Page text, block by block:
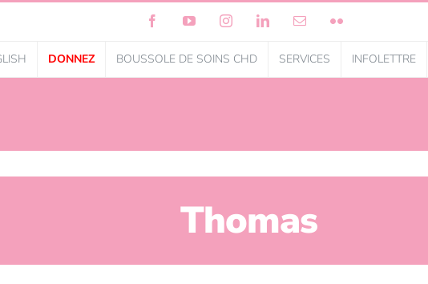
FacebookYouTubeInstagramLinkedInCourrielFlickr
DONNEZ BOUSSOLE DE SOINS CHD SERVICES INFOLETTRE
Thomas